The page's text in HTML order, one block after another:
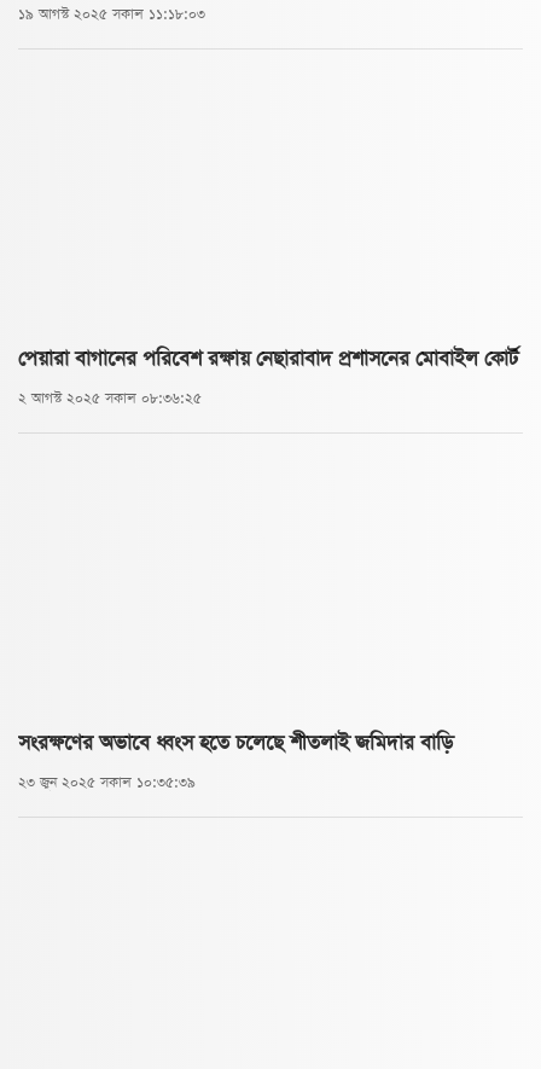
১৯ আগস্ট ২০২৫ সকাল ১১:১৮:০৩
পেয়ারা বাগানের পরিবেশ রক্ষায় নেছারাবাদ প্রশাসনের মোবাইল কোর্ট
২ আগস্ট ২০২৫ সকাল ০৮:৩৬:২৫
সংরক্ষণের অভাবে ধ্বংস হতে চলেছে শীতলাই জমিদার বাড়ি
২৩ জুন ২০২৫ সকাল ১০:৩৫:৩৯